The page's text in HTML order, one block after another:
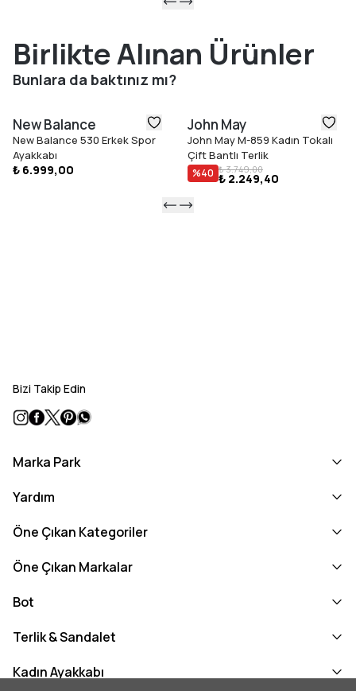
Birlikte Alınan Ürünler
Bunlara da baktınız mı?
New Balance
New Balance 530 Erkek Spor
Ayakkabı
₺ 6.999,00
John May
John May M-859 Kadın Tokalı
Çift Bantlı Terlik
%40 ₺ 3.749,00
₺ 2.249,40
Bizi Takip Edin
Marka Park
Yardım
Öne Çıkan Kategoriler
Öne Çıkan Markalar
Bot
Terlik & Sandalet
Kadın Ayakkabı